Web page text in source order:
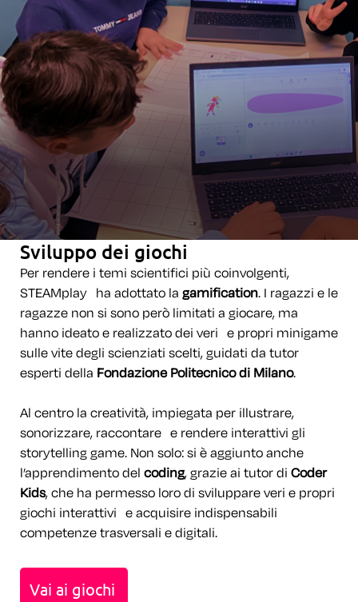
Sviluppo dei giochi
Per rendere i temi scientifici più coinvolgenti,
STEAMplay ha adottato la gamification. I ragazzi e le
ragazze non si sono però limitati a giocare, ma
hanno ideato e realizzato dei veri e propri minigame
sulle vite degli scienziati scelti, guidati da tutor
esperti della Fondazione Politecnico di Milano.
Al centro la creatività, impiegata per illustrare,
sonorizzare, raccontare e rendere interattivi gli
storytelling game. Non solo: si è aggiunto anche
l’apprendimento del coding, grazie ai tutor di Coder
Kids, che ha permesso loro di sviluppare veri e propri
giochi interattivi e acquisire indispensabili
competenze trasversali e digitali.
Vai ai giochi